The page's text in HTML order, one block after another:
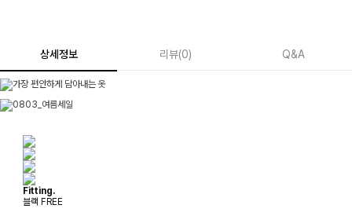
상세정보 리뷰(0) Q&A
Fitting.
블랙 FREE